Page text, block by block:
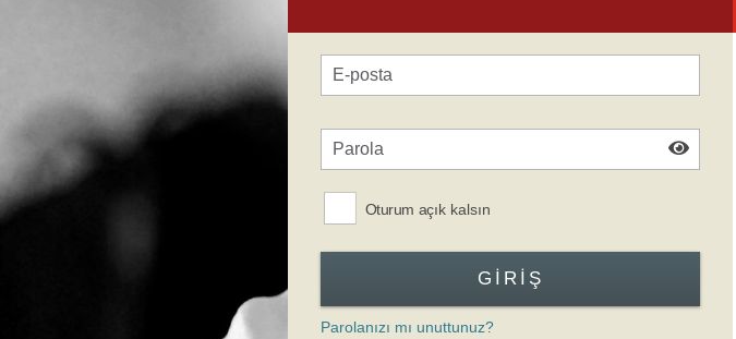
Oturum açık kalsın
GIRIŞ
Parolanızı mı unuttunuz?